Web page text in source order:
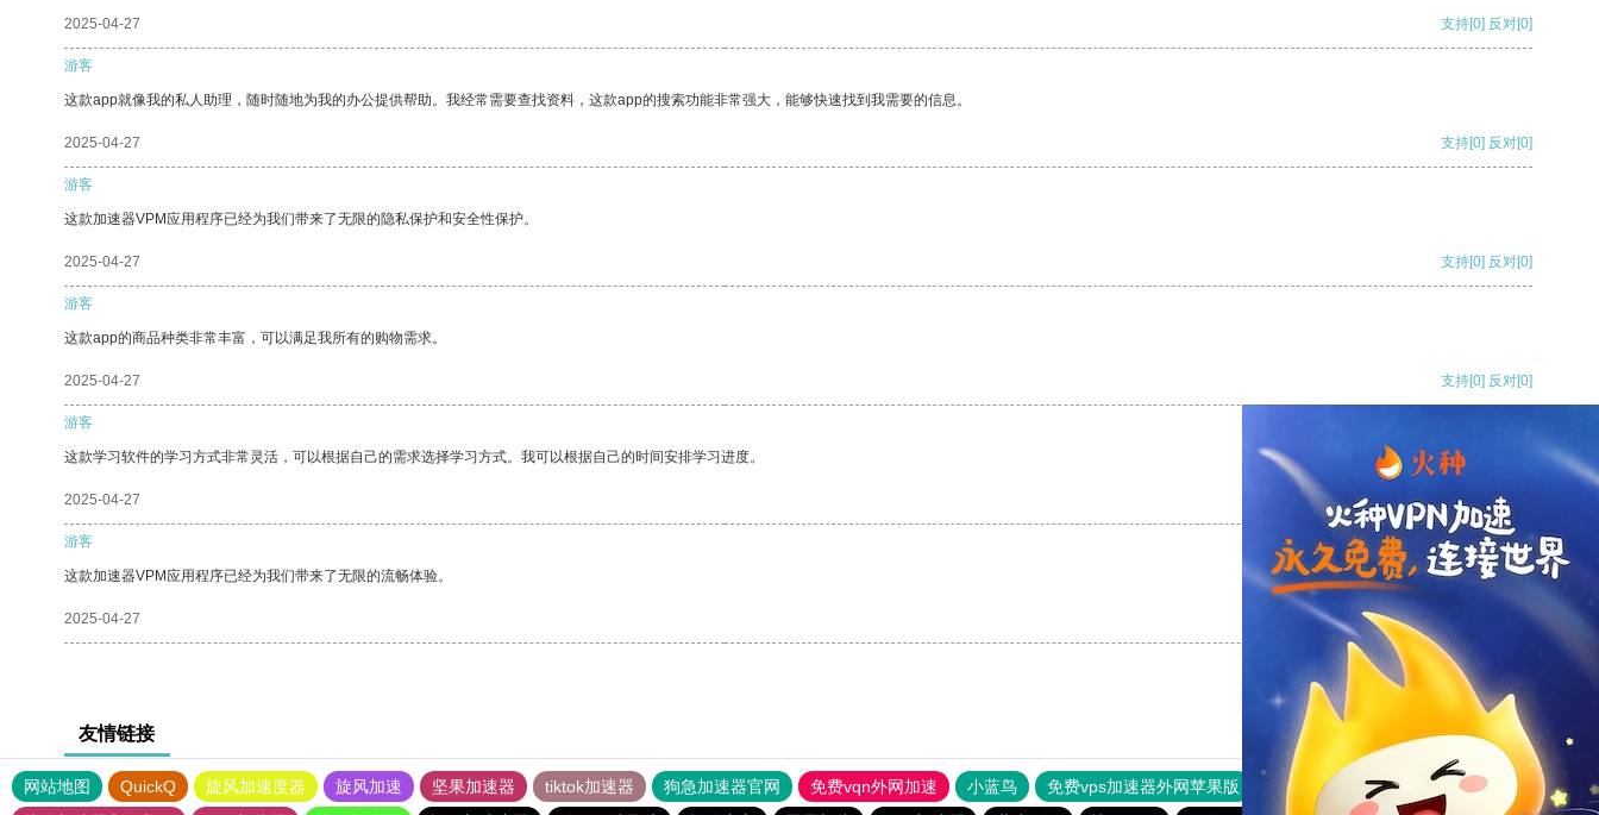
2025-04-27 支持[0] 反对[0]
游客
这款app就像我的私人助理，随时随地为我的办公提供帮助。我经常需要查找资料，这款app的搜索功能非常强大，能够快速找到我需要的信息。
2025-04-27 支持[0] 反对[0]
游客
这款加速器VPM应用程序已经为我们带来了无限的隐私保护和安全性保护。
2025-04-27 支持[0] 反对[0]
游客
这款app的商品种类非常丰富，可以满足我所有的购物需求。
2025-04-27 支持[0] 反对[0]
游客
这款学习软件的学习方式非常灵活，可以根据自己的需求选择学习方式。我可以根据自己的时间安排学习进度。
2025-04-27 支持 反对
游客
这款加速器VPM应用程序已经为我们带来了无限的流畅体验。
2025-04-27 [0]
友情链接
网站地图 QuickQ 旋风加速度器 旋风加速 坚果加速器 tiktok加速器 狗急加速器官网 免费vqn外网加速 小蓝鸟 免费vps加速器外网苹果版 旋风加速度器
快连加速器